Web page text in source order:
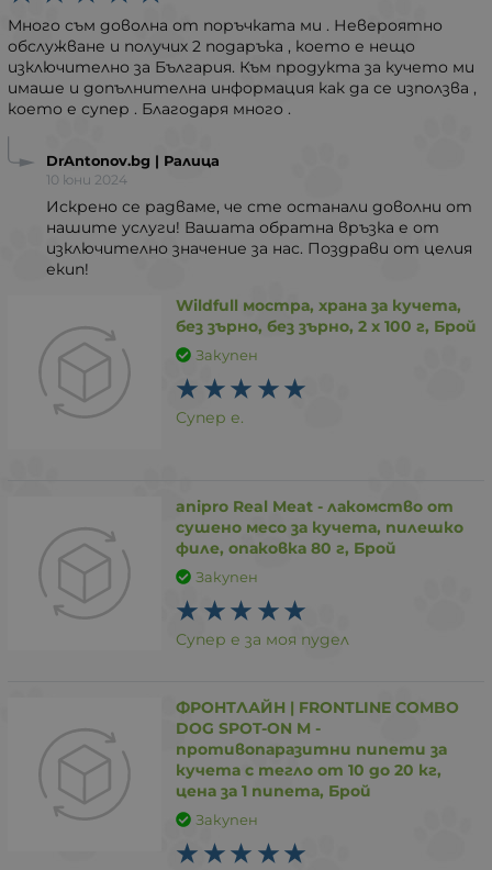
Много съм доволна от поръчката ми . Невероятно
обслужване и получих 2 подаръка , което е нещо
изключително за България. Към продукта за кучето ми
имаше и допълнителна информация как да се използва ,
което е супер . Благодаря много .
DrAntonov.bg | Ралица
10 юни 2024
Искрено се радваме, че сте останали доволни от
нашите услуги! Вашата обратна връзка е от
изключително значение за нас. Поздрави от целия
екип!
Wildfull мостра, храна за кучета,
без зърно, без зърно, 2 х 100 г, Брой
Закупен
Супер е.
anipro Real Meat - лакомство от
сушено месо за кучета, пилешко
филе, опаковка 80 г, Брой
Закупен
Супер е за моя пудел
ФРОНТЛАЙН | FRONTLINE COMBO
DOG SPOT-ON M -
противопаразитни пипети за
кучета с тегло от 10 до 20 кг,
цена за 1 пипета, Брой
Закупен